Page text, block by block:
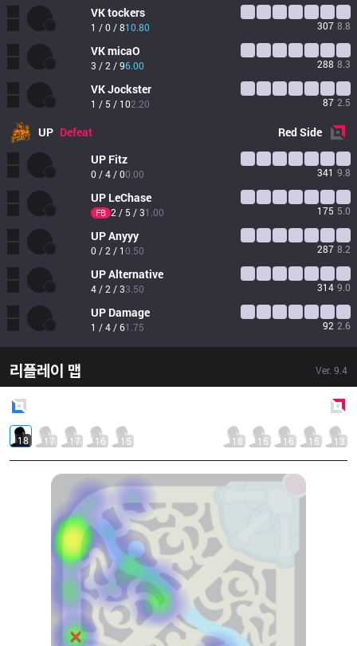
VKtockers
1 / 0 / 810.80 307 8.8
VKmicaO
3 / 2 / 96.00 288 8.3
VKJockster
1 / 5 / 102.20 87 2.5
UP Defeat RedSide
UP Fitz
0 / 4 / 00.00 341 9.8
UP LeChase
FB 2 / 5 / 31.00 175 5.0
UPAnyyy
0 / 2 / 10.50 287 8.2
UPAlternative
4 / 2 / 33.50 314 9.0
UP Damage
1 / 4 / 61.75 92 2.6
리플레이 맵 Ver. 9.4
18 17 17 16 15 18 15 16 15 13